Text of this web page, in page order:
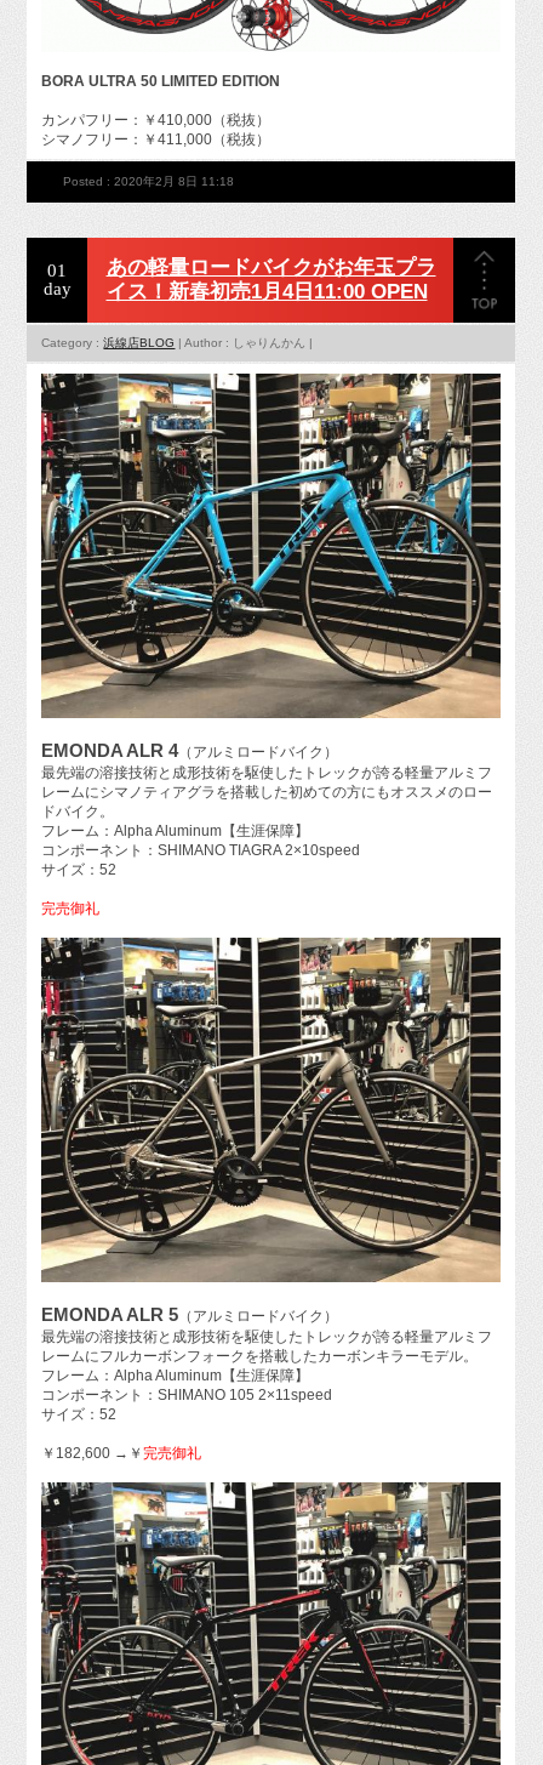
BORA ULTRA 50 LIMITED EDITION
カンパフリー：￥410,000（税抜）
シマノフリー：￥411,000（税抜）
Posted : 2020年2月 8日 11:18
01
day
あの軽量ロードバイクがお年玉プラ
イス！新春初売1月4日11:00 OPEN
Category :浜線店BLOG | Author : しゃりんかん |
EMONDA ALR 4（アルミロードバイク）
最先端の溶接技術と成形技術を駆使したトレックが誇る軽量アルミフ
レームにシマノティアグラを搭載した初めての方にもオススメのロー
ドバイク。
フレーム：Alpha Aluminum【生涯保障】
コンポーネント：SHIMANO TIAGRA 2×10speed
サイズ：52
完売御礼
EMONDA ALR 5 （アルミロードバイク）
最先端の溶接技術と成形技術を駆使したトレックが誇る軽量アルミフ
レームにフルカーボンフォークを搭載したカーボンキラーモデル。
フレーム：Alpha Aluminum【生涯保障】
コンポーネント：SHIMANO 105 2×11speed
サイズ：52
￥182,600 →￥完売御礼